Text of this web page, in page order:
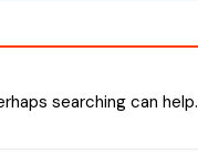
searching can help.